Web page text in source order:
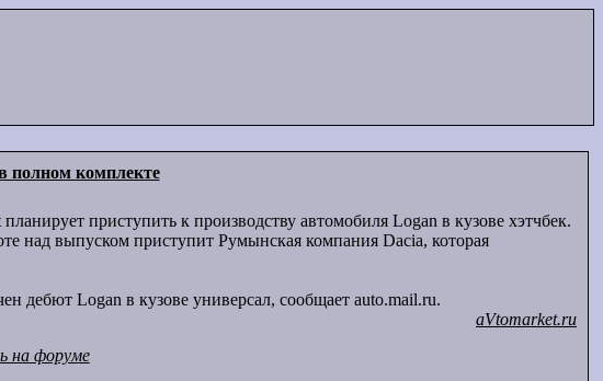
полном комплекте
приступить к производству автомобиля Logan в кузове хэтчбек.
над выпуском приступит Румынская компания Dacia, которая
дебют Logan в кузове универсал, сообщает auto.mail.ru.
aVtomarket.ru
на форуме